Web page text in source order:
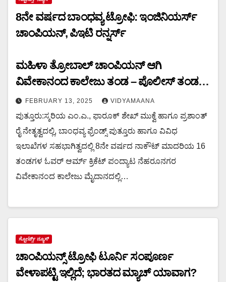
8ನೇ ವರ್ಷದ ಬಾಂಧವ್ಯ ಟ್ರೋಫಿ: ಇಂಜಿನಿಯರ್ಸ್
ಚಾಂಪಿಯನ್, ಪಿಇಟಿ ರನ್ನರ್ಸ್
ಮಹಿಳಾ ತ್ರೋಬಾಲ್ ಚಾಂಪಿಯನ್ ಆಗಿ
ವಿವೇಕಾನಂದ ಕಾಲೇಜು ತಂಡ – ಪೊಲೀಸ್ ತಂಡ
ರನ್ನರ್ಸ್
FEBRUARY 13, 2025 VIDYAMAANA
ಪುತ್ತೂರು:ಸ್ಕರಿಯ ಎಂ.ಎ., ಫಾರೂಕ್ ಶೇಖ್ ಮುಕ್ವೆ ಹಾಗೂ ಪ್ರಶಾಂತ್
ರೈ ನೇತೃತ್ವದಲ್ಲಿ, ಬಾಂಧವ್ಯ ಫ್ರೆಂಡ್ಸ್ ಪುತ್ತೂರು ಹಾಗೂ ವಿವಿಧ
ಇಲಾಖೆಗಳ ಸಹಭಾಗಿತ್ವದಲ್ಲಿ 8ನೇ ವರ್ಷದ ನಾಕೌಟ್ ಮಾದರಿಯ 16
ತಂಡಗಳ ಓವರ್ ಆರ್ಮ್ ಕ್ರಿಕೆಟ್ ಪಂದ್ಯಾಟ ನೆಹರೂನಗರ
ವಿವೇಕಾನಂದ ಕಾಲೇಜು ಮೈದಾನದಲ್ಲಿ…
ಸ್ಪೋರ್ಟ್ಸ್ ನ್ಯೂಸ್
ಚಾಂಪಿಯನ್ಸ್ ಟ್ರೋಫಿ ಟೂರ್ನಿ ಸಂಪೂರ್ಣ
ವೇಳಾಪಟ್ಟಿ ಇಲ್ಲಿದೆ; ಭಾರತದ ಮ್ಯಾಚ್ ಯಾವಾಗ?